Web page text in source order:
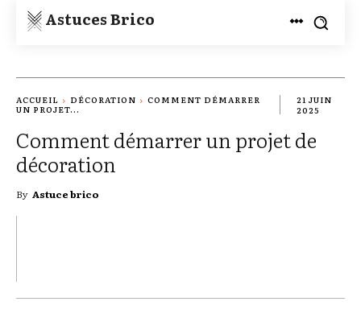
Astuces Brico
ACCUEIL DÉCORATION
COMMENT DÉMARRER
UN PROJET...
21 JUIN
2025
Comment démarrer un projet de
décoration
By Astuce brico